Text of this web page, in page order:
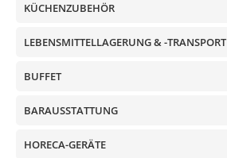
KÜCHENZUBEHÖR
LEBENSMITTELLAGERUNG & -TRANSPORT
BUFFET
BARAUSSTATTUNG
HORECA-GERÄTE